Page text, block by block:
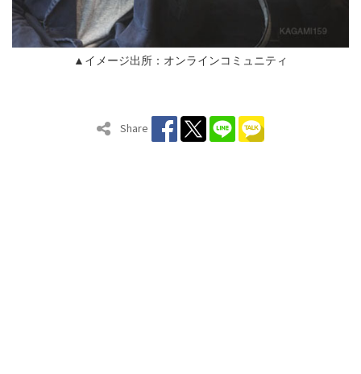
▲イメージ出所：オンラインコミュニティ
Share